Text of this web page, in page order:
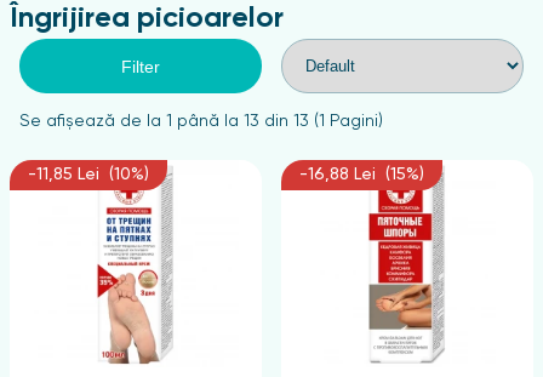
Produse pentru ten gras
Produse pentru ten sensibil
articulațiilor
Îngrijirea picioarelor
Filter
Se afişează de la 1 până la 13 din 13 (1 Pagini)
-11,85 Lei (10%) -16,88 Lei (15%)